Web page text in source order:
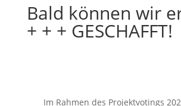
Bald können wir
+ + + GESCHAFFT!
Im Rahmen des Projektvotings